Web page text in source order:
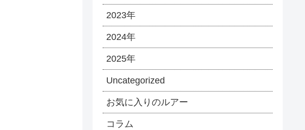
2023年
2024年
2025年
Uncategorized
お気に入りのルアー
コラム